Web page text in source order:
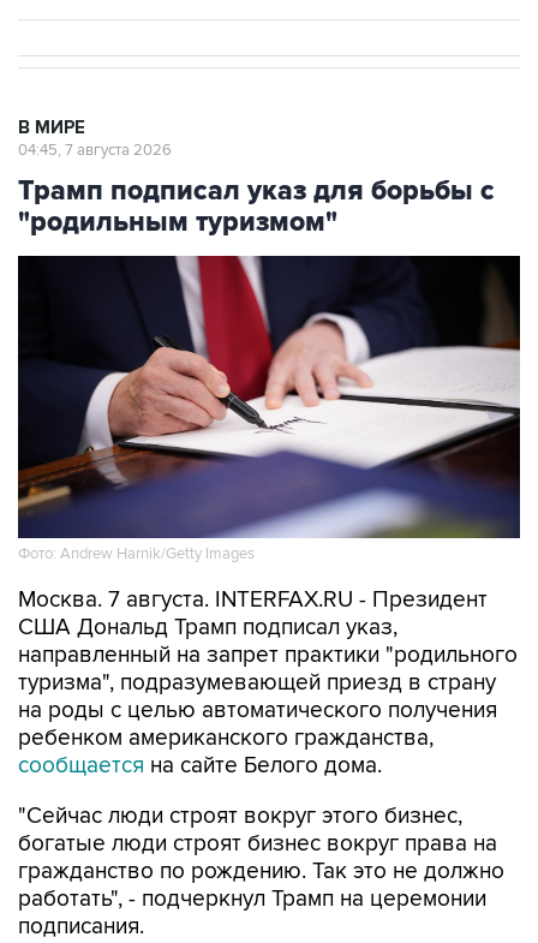
В МИРЕ
04:45, 7 августа 2026
Трамп подписал указ для борьбы с
"родильным туризмом"
Фото: Andrew Harnik/Getty Images
Москва. 7 августа. INTERFAX.RU - Президент
США Дональд Трамп подписал указ,
направленный на запрет практики "родильного
туризма", подразумевающей приезд в страну
на роды с целью автоматического получения
ребенком американского гражданства,
сообщается на сайте Белого дома.
"Сейчас люди строят вокруг этого бизнес,
богатые люди строят бизнес вокруг права на
гражданство по рождению. Так это не должно
работать", - подчеркнул Трамп на церемонии
подписания.